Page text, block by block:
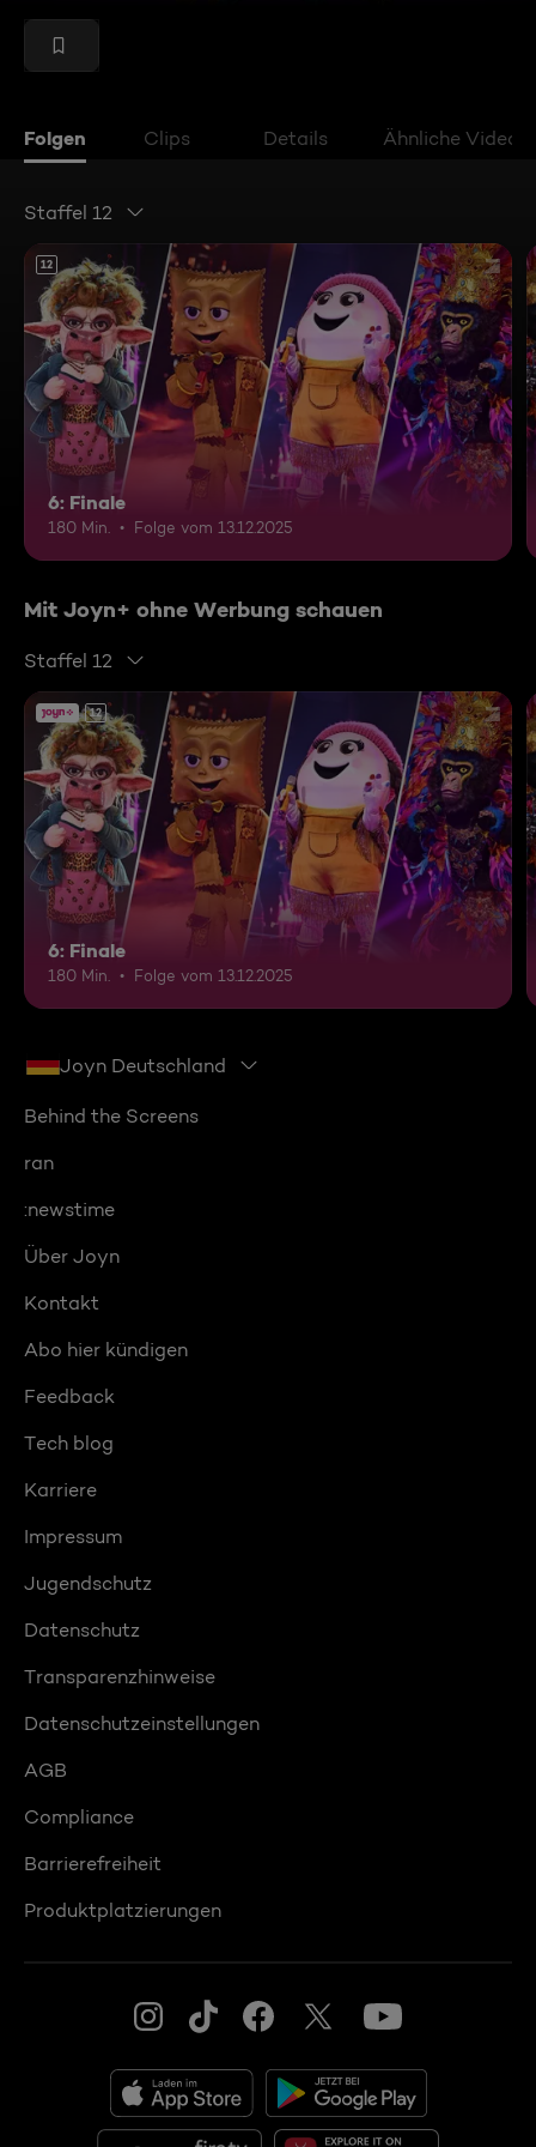
Folgen Clips Details Ähnliche Videos
Staffel 12
12
6: Finale
180 Min. Folge vom 13.12.2025
Mit Joyn+ ohne Werbung schauen
Staffel 12
12
6: Finale
180 Min. Folge vom 13.12.2025
Joyn Deutschland
Behind the Screens
ran
:newstime
Über Joyn
Kontakt
Abo hier kündigen
Feedback
Tech blog
Karriere
Impressum
Jugendschutz
Datenschutz
Transparenzhinweise
Datenschutzeinstellungen
AGB
Compliance
Barrierefreiheit
Produktplatzierungen